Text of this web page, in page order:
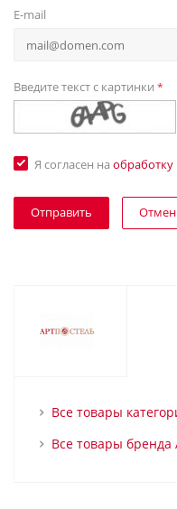
E-mail
Введите текст с картинки *
Я согласен на
Все товары
Все товары